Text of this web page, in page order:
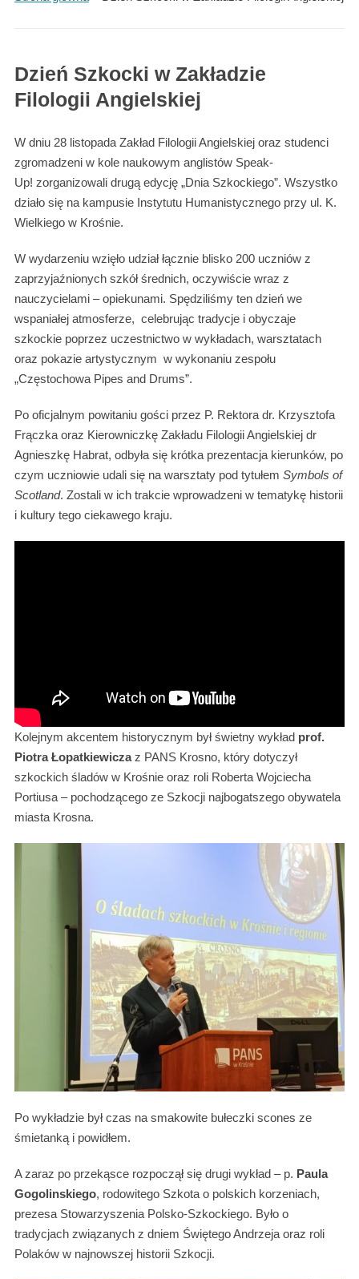
Dzień Szkocki w Zakładzie
Filologii Angielskiej
W dniu 28 listopada Zakład Filologii Angielskiej oraz studenci
zgromadzeni w kole naukowym anglistów Speak-
Up! zorganizowali drugą edycję „Dnia Szkockiego”. Wszystko
działo się na kampusie Instytutu Humanistycznego przy ul. K.
Wielkiego w Krośnie.
W wydarzeniu wzięło udział łącznie blisko 200 uczniów z
zaprzyjaźnionych szkół średnich, oczywiście wraz z
nauczycielami – opiekunami. Spędziliśmy ten dzień we
wspaniałej atmosferze, celebrując tradycje i obyczaje
szkockie poprzez uczestnictwo w wykładach, warsztatach
oraz pokazie artystycznym w wykonaniu zespołu
„Częstochowa Pipes and Drums”.
Po oficjalnym powitaniu gości przez P. Rektora dr. Krzysztofa
Frączka oraz Kierowniczkę Zakładu Filologii Angielskiej dr
Agnieszkę Habrat, odbyła się krótka prezentacja kierunków, po
czym uczniowie udali się na warsztaty pod tytułem Symbols of
Scotland. Zostali w ich trakcie wprowadzeni w tematykę historii
i kultury tego ciekawego kraju.
Kolejnym akcentem historycznym był świetny wykład prof.
Piotra Łopatkiewiczaz PANS Krosno, który dotyczył
szkockich śladów w Krośnie oraz roli Roberta Wojciecha
Portiusa – pochodzącego ze Szkocji najbogatszego obywatela
miasta Krosna.
Po wykładzie był czas na smakowite bułeczki scones ze
śmietanką i powidłem.
A zaraz po przekąsce rozpoczął się drugi wykład – p. Paula
Gogolinskiego, rodowitego Szkota o polskich korzeniach,
prezesa Stowarzyszenia Polsko-Szkockiego. Było o
tradycjach związanych z dniem Świętego Andrzeja oraz roli
Polaków w najnowszej historii Szkocji.